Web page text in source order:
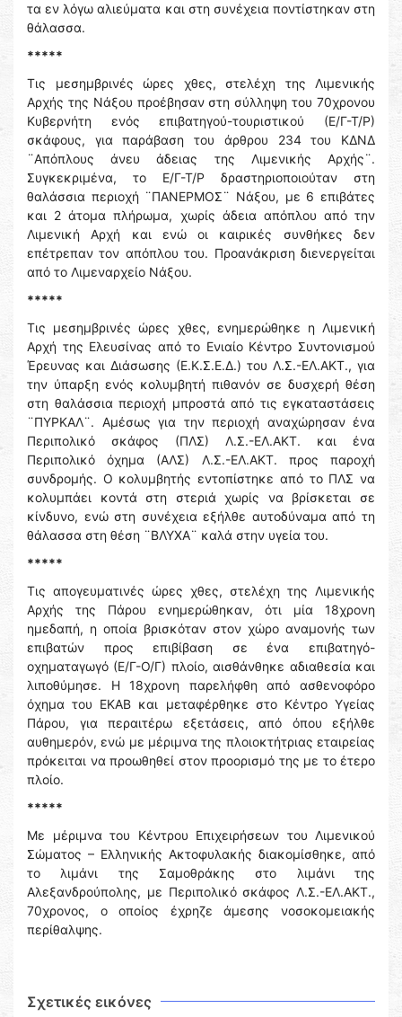
τα εν λόγω αλιεύματα και στη συνέχεια ποντίστηκαν στη
θάλασσα.
*****
Τις μεσημβρινές ώρες χθες, στελέχη της Λιμενικής
Αρχής της Νάξου προέβησαν στη σύλληψη του 70χρονου
Κυβερνήτη ενός επιβατηγού-τουριστικού (Ε/Γ-Τ/Ρ)
σκάφους, για παράβαση του άρθρου 234 του ΚΔΝΔ
¨Απόπλους άνευ άδειας της Λιμενικής Αρχής¨.
Συγκεκριμένα, το Ε/Γ-Τ/Ρ δραστηριοποιούταν στη
θαλάσσια περιοχή ¨ΠΑΝΕΡΜΟΣ¨ Νάξου, με 6 επιβάτες
και 2 άτομα πλήρωμα, χωρίς άδεια απόπλου από την
Λιμενική Αρχή και ενώ οι καιρικές συνθήκες δεν
επέτρεπαν τον απόπλου του. Προανάκριση διενεργείται
από το Λιμεναρχείο Νάξου.
*****
Τις μεσημβρινές ώρες χθες, ενημερώθηκε η Λιμενική
Αρχή της Ελευσίνας από το Ενιαίο Κέντρο Συντονισμού
Έρευνας και Διάσωσης (Ε.Κ.Σ.Ε.Δ.) του Λ.Σ.-ΕΛ.ΑΚΤ., για
την ύπαρξη ενός κολυμβητή πιθανόν σε δυσχερή θέση
στη θαλάσσια περιοχή μπροστά από τις εγκαταστάσεις
¨ΠΥΡΚΑΛ¨. Αμέσως για την περιοχή αναχώρησαν ένα
Περιπολικό σκάφος (ΠΛΣ) Λ.Σ.-ΕΛ.ΑΚΤ. και ένα
Περιπολικό όχημα (ΑΛΣ) Λ.Σ.-ΕΛ.ΑΚΤ. προς παροχή
συνδρομής. Ο κολυμβητής εντοπίστηκε από το ΠΛΣ να
κολυμπάει κοντά στη στεριά χωρίς να βρίσκεται σε
κίνδυνο, ενώ στη συνέχεια εξήλθε αυτοδύναμα από τη
θάλασσα στη θέση ¨ΒΛΥΧΑ¨ καλά στην υγεία του.
*****
Τις απογευματινές ώρες χθες, στελέχη της Λιμενικής
Αρχής της Πάρου ενημερώθηκαν, ότι μία 18χρονη
ημεδαπή, η οποία βρισκόταν στον χώρο αναμονής των
επιβατών προς επιβίβαση σε ένα επιβατηγό-
οχηματαγωγό (Ε/Γ-Ο/Γ) πλοίο, αισθάνθηκε αδιαθεσία και
λιποθύμησε. Η 18χρονη παρελήφθη από ασθενοφόρο
όχημα του ΕΚΑΒ και μεταφέρθηκε στο Κέντρο Υγείας
Πάρου, για περαιτέρω εξετάσεις, από όπου εξήλθε
αυθημερόν, ενώ με μέριμνα της πλοιοκτήτριας εταιρείας
πρόκειται να προωθηθεί στον προορισμό της με το έτερο
πλοίο.
*****
Με μέριμνα του Κέντρου Επιχειρήσεων του Λιμενικού
Σώματος – Ελληνικής Ακτοφυλακής διακομίσθηκε, από
το λιμάνι της Σαμοθράκης στο λιμάνι της
Αλεξανδρούπολης, με Περιπολικό σκάφος Λ.Σ.-ΕΛ.ΑΚΤ.,
70χρονος, ο οποίος έχρηζε άμεσης νοσοκομειακής
περίθαλψης.
Σχετικές εικόνες